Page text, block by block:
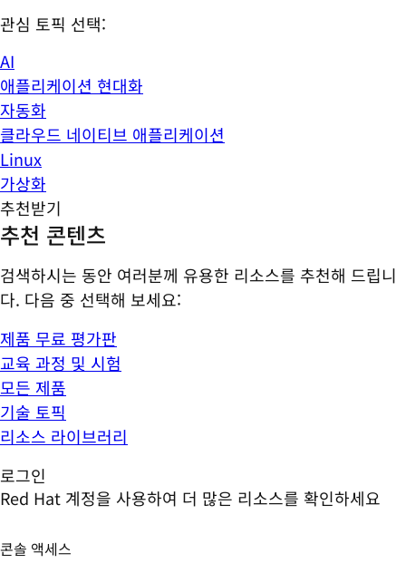
관심 토픽 선택:
AI
애플리케이션 현대화
자동화
클라우드 네이티브 애플리케이션
Linux
가상화
추천받기
추천 콘텐츠
검색하시는 동안 여러분께 유용한 리소스를 추천해 드립니
다. 다음 중 선택해 보세요:
제품 무료 평가판
교육 과정 및 시험
모든 제품
기술 토픽
리소스 라이브러리
로그인
Red Hat 계정을 사용하여 더 많은 리소스를 확인하세요
콘솔 액세스